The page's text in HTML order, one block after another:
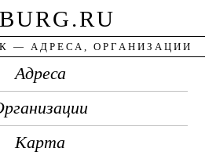
— АДРЕСА, ОРГАНИЗАЦИИ
Адреса
Карта